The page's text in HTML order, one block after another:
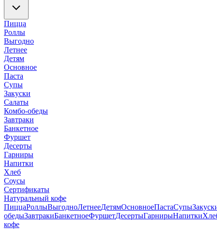
Пицца
Роллы
Выгодно
Летнее
Детям
Основное
Паста
Супы
Закуски
Салаты
Комбо-обеды
Завтраки
Банкетное
Фуршет
Десерты
Гарниры
Напитки
Хлеб
Соусы
Сертификаты
Натуральный кофе
ПиццаРоллыВыгодноЛетнееДетямОсновноеПастаСупы
обедыЗавтракиБанкетноеФуршетДесертыГарнирыНапитки
кофе